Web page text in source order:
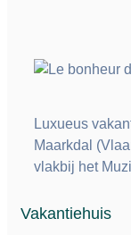
Luxueus
Maarkdal
vlakbij het
Vakantiehuis